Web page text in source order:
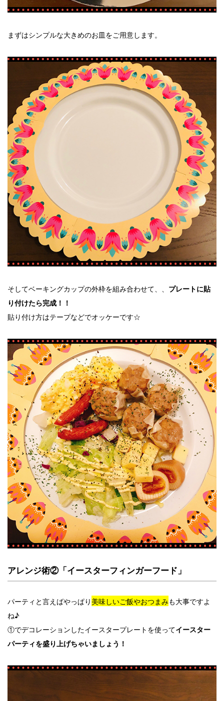
まずはシンプルな大きめのお皿をご用意します。
そしてベーキングカップの外枠を組み合わせて、、 プレートに貼
り付けたら完成！！
貼り付け方はテープなどでオッケーです☆
アレンジ術②「イースターフィンガーフード」
パーティと言えばやっぱり美味しいご飯やおつまみも大事ですよ
ね♪
①でデコレーションしたイースタープレートを使ってイースター
パーティを盛り上げちゃいましょう！